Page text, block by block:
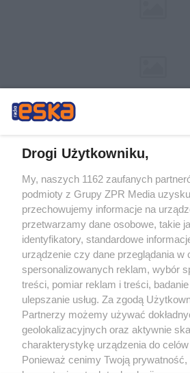
Żaden utwór zamieszczony w serwisie nie
rozpowszechniany lub dalej
tym także elektroniczny lub mechaniczny) na
eksploatacji w jakiejkolwiek formie, włącznie z
bez pisemnej zgody właściciela praw.
wykorzystanie utworów w całości lub w części
bez właściwej zgody, jest zabronione pod
prawnie.
O nas
Drogi Użytkowniku,
My, naszych 1162 zaufanych
podmioty z Grupy ZPR Media
przechowujemy informacje na
przetwarzamy dane osobowe, takie
identyfikatory, standardowe
urządzenie czy dane przeglądania w
spersonalizowanych reklam, wybór
treści, pomiar reklam i treści,
ulepszanie usług. Za zgodą
Partnerzy możemy używać
geolokalizacyjnych oraz aktywnie
charakterystykę urządzenia do
Ponieważ cenimy Twoją